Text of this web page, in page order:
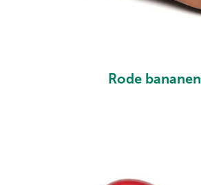
Rode bananen